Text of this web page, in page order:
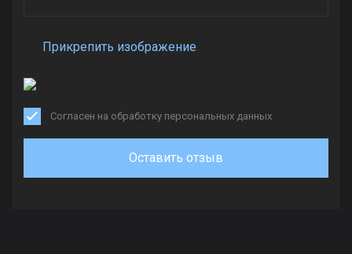
Прикрепить изображение
Согласен на обработку персональных данных
Оставить отзыв